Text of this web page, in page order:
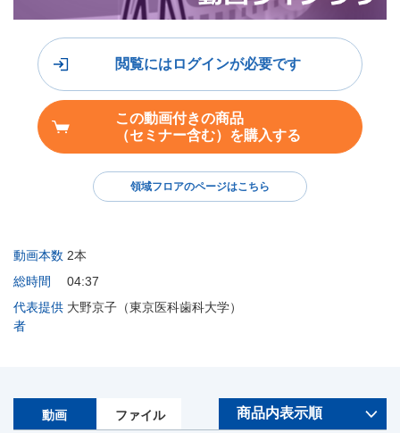
動画本数 2本
総時間
04:37
代表提供
者
大野京子（東京医科歯科大学）
閲覧にはログインが必要です
この動画付きの商品
（セミナー含む）を購入する
領域フロアのページはこちら
動画 ファイル